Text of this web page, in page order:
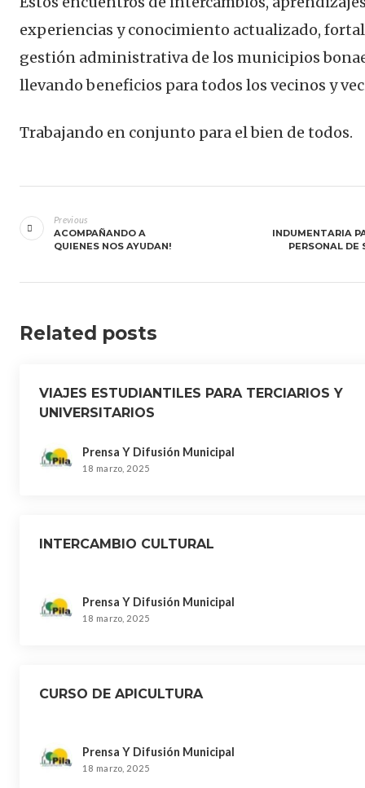
experiencias y conocimiento actualizado,
gestión administrativa de los municipios
llevando beneficios para todos los vecinos y
Trabajando en conjunto para el bien de todos.
de
entradas
Previous
ACOMPAÑANDO A
QUIENES NOS AYUDAN!
INDUMENTARIA
PERSONAL DE
Related posts
VIAJES ESTUDIANTILES PARA TERCIARIOS Y
UNIVERSITARIOS
Prensa Y Difusión Municipal
18 marzo, 2025
INTERCAMBIO CULTURAL
Prensa Y Difusión Municipal
18 marzo, 2025
CURSO DE APICULTURA
Prensa Y Difusión Municipal
18 marzo, 2025